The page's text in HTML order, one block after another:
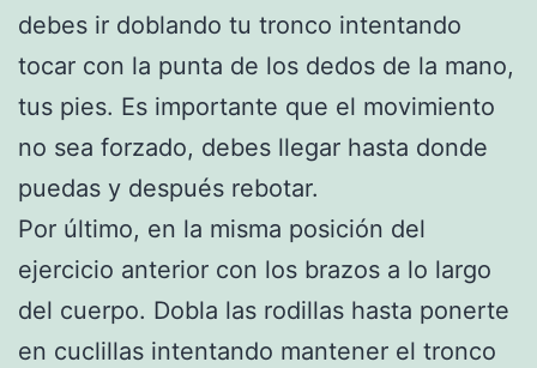
debes ir doblando tu tronco intentando
tocar con la punta de los dedos de la mano,
tus pies. Es importante que el movimiento
no sea forzado, debes llegar hasta donde
puedas y después rebotar.
Por último, en la misma posición del
ejercicio anterior con los brazos a lo largo
del cuerpo. Dobla las rodillas hasta ponerte
en cuclillas intentando mantener el tronco